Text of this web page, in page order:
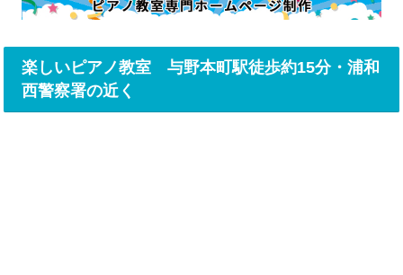
楽しいピアノ教室 与野本町駅徒歩約15分・浦和
西警察署の近く